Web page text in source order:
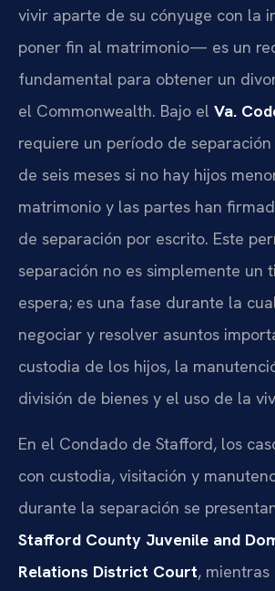
vivir aparte de su cónyuge con la
poner fin al matrimonio— es un
fundamental para obtener un
el Commonwealth. Bajo el Va.
requiere un período de
de seis meses si no hay hijos
matrimonio y las partes han
de separación por escrito. Este
separación no es simplemente un
espera; es una fase durante la
negociar y resolver asuntos
custodia de los hijos, la
división de bienes y el uso de la
En el Condado de Stafford, los
con custodia, visitación y
durante la separación se
Stafford County Juvenile and
Relations District Court,